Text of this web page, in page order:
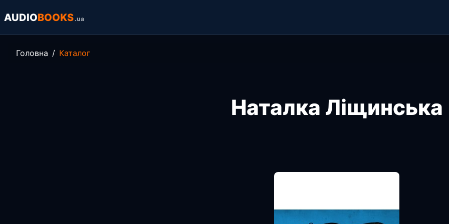
AUDIOBOOKS .ua
Головна Каталог
Наталка Ліщинська